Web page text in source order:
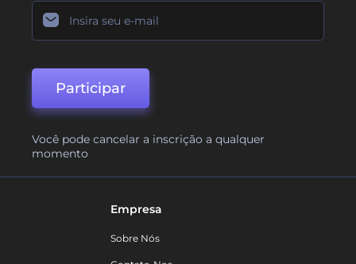
Participar
Você pode cancelar a inscrição a qualquer
momento
Empresa
Sobre Nós